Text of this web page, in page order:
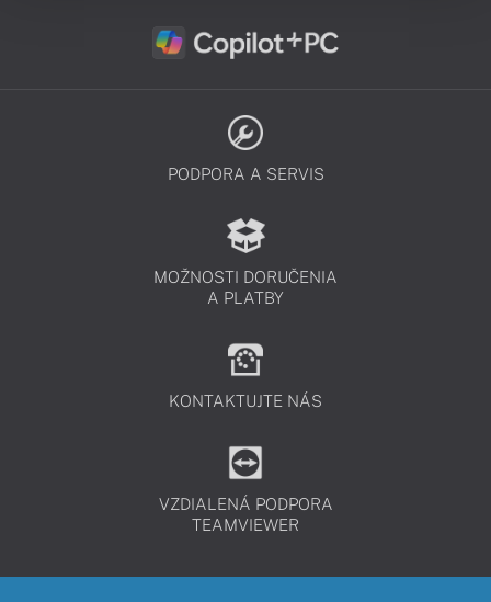
PODPORA A SERVIS
MOŽNOSTI DORUČENIA
A PLATBY
KONTAKTUJTE NÁS
VZDIALENÁ PODPORA
TEAMVIEWER